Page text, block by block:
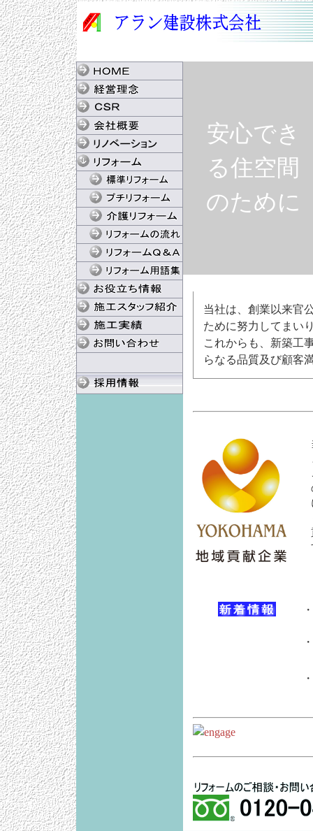
安心でき
る住空間
のために
当社は、創業以来官
ために努力してまい
これからも、新築工
らなる品質及び顧客
・
・
・